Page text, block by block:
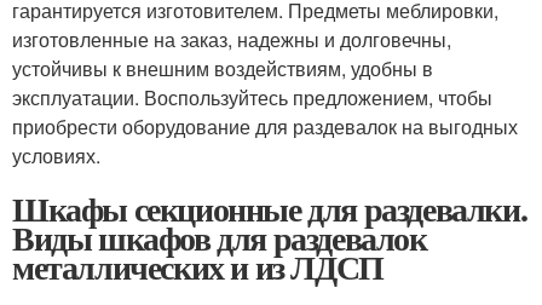
гарантируется изготовителем. Предметы меблировки,
изготовленные на заказ, надежны и долговечны,
устойчивы к внешним воздействиям, удобны в
эксплуатации. Воспользуйтесь предложением, чтобы
приобрести оборудование для раздевалок на выгодных
условиях.
Шкафы секционные для раздевалки.
Виды шкафов для раздевалок
металлических и из ЛДСП